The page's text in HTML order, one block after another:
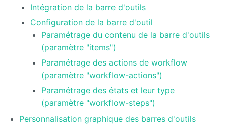
Extra User
Management
Flipbook
Forms
Edition
Intégration de la barre d'outils
Configuration de la barre d'outil
Paramétrage du contenu de la barre d'outils
(paramètre "items")
Paramétrage des actions de workflow
(paramètre "workflow-actions")
Paramétrage des états et leur type
(paramètre "workflow-steps")
Personnalisation graphique des barres d'outils